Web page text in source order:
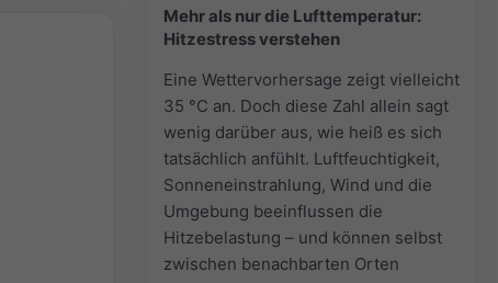
Mehr als nur die Lufttemperatur:
Hitzestress verstehen
Eine Wettervorhersage zeigt vielleicht
35 °C an. Doch diese Zahl allein sagt
wenig darüber aus, wie heiß es sich
tatsächlich anfühlt. Luftfeuchtigkeit,
Sonneneinstrahlung, Wind und die
Umgebung beeinflussen die
Hitzebelastung – und können selbst
zwischen benachbarten Orten